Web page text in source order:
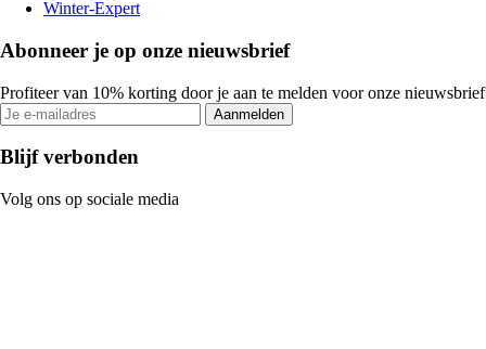
Winter-Expert
Abonneer je op onze nieuwsbrief
Profiteer van 10% korting door je aan te melden voor onze nieuwsbrief
Aanmelden
Blijf verbonden
Volg ons op sociale media